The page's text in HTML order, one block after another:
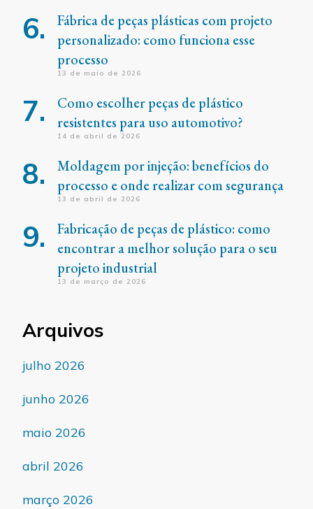
Fábrica de peças plásticas com projeto
personalizado: como funciona esse
processo
13 de maio de 2026
Como escolher peças de plástico
resistentes para uso automotivo?
14 de abril de 2026
Moldagem por injeção: benefícios do
processo e onde realizar com segurança
13 de abril de 2026
Fabricação de peças de plástico: como
encontrar a melhor solução para o seu
projeto industrial
13 de março de 2026
Arquivos
julho 2026
junho 2026
maio 2026
abril 2026
março 2026